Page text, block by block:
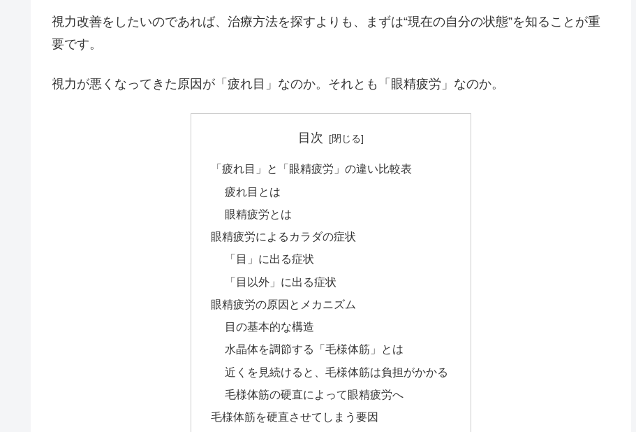
視力改善をしたいのであれば、治療方法を探すよりも、まずは“現在の自分の状態”を知ることが重
要です。
視力が悪くなってきた原因が「疲れ目」なのか。それとも「眼精疲労」なのか。
目次
「疲れ目」と「眼精疲労」の違い比較表
疲れ目とは
眼精疲労とは
眼精疲労によるカラダの症状
「目」に出る症状
「目以外」に出る症状
眼精疲労の原因とメカニズム
目の基本的な構造
水晶体を調節する「毛様体筋」とは
近くを見続けると、毛様体筋は負担がかかる
毛様体筋の硬直によって眼精疲労へ
毛様体筋を硬直させてしまう要因